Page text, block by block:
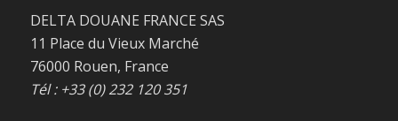
DELTA DOUANE FRANCE SAS
11 Place du Vieux Marché
76000 Rouen, France
Tél : +33 (0) 232 120 351